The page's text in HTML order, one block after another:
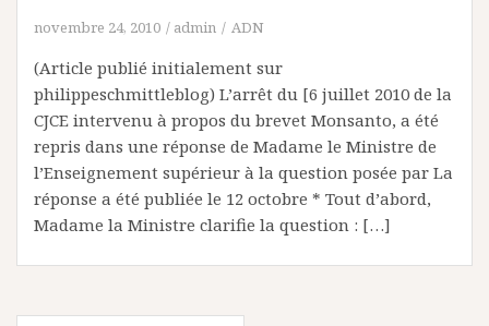
novembre 24, 2010 admin ADN
(Article publié initialement sur
philippeschmittleblog) L’arrêt du [6 juillet 2010 de la
CJCE intervenu à propos du brevet Monsanto, a été
repris dans une réponse de Madame le Ministre de
l’Enseignement supérieur à la question posée par La
réponse a été publiée le 12 octobre * Tout d’abord,
Madame la Ministre clarifie la question : […]